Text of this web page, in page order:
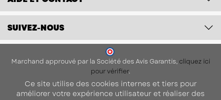
Ce site utilise des cookies internes et tiers pour
améliorer votre expérience utilisateur et réaliser des
bouton Accepter, vous consentez à leurs utilisations.
Politique des cookiesPersonnaliser les cookies
TOUT ACCEPTER